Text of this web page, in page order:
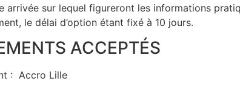
arrivée sur lequel figureront les informations
le délai d’option étant fixé à 10 jours.
ACCEPTÉS
: Accro Lille